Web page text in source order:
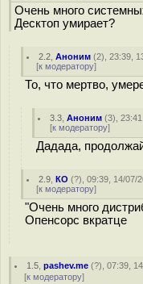
Очень много
Десктоп умирает?
2.2 ,Аноним (2), 23:39,
[к модератору]
То, что мертво,
3.3 ,Аноним (3),
[к модератору]
Дадада,
2.9 ,КО (?), 09:39, 14/07/
[к модератору]
"Очень много
Опенсорс вкратце
1.5 ,pashev.me (?), 07:39,
[к модератору]